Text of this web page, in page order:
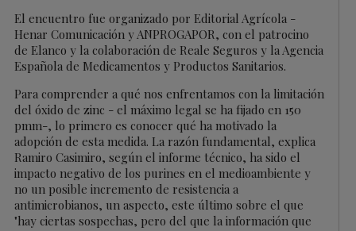
El encuentro fue organizado por Editorial Agrícola -
Henar Comunicación y ANPROGAPOR, con el patrocino
de Elanco y la colaboración de Reale Seguros y la Agencia
Española de Medicamentos y Productos Sanitarios.
Para comprender a qué nos enfrentamos con la limitación
del óxido de zinc - el máximo legal se ha fijado en 150
pmm-, lo primero es conocer qué ha motivado la
adopción de esta medida. La razón fundamental, explica
Ramiro Casimiro, según el informe técnico, ha sido el
impacto negativo de los purines en el medioambiente y
no un posible incremento de resistencia a
antimicrobianos, un aspecto, este último sobre el que
"hay ciertas sospechas, pero del que la información que